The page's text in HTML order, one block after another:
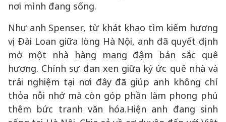
nơi mình đang sống.
Như anh Spenser, từ khát khao tìm kiếm hương
vị Đài Loan giữa lòng Hà Nội, anh đã quyết định
mở một nhà hàng mang đậm bản sắc quê
hương. Chính sự đan xen giữa ký ức quê nhà và
trải nghiệm tại nơi đây đã giúp anh không chỉ
thỏa nỗi nhớ mà còn góp phần làm phong phú
thêm bức tranh văn hóa.Hiện anh đang sinh